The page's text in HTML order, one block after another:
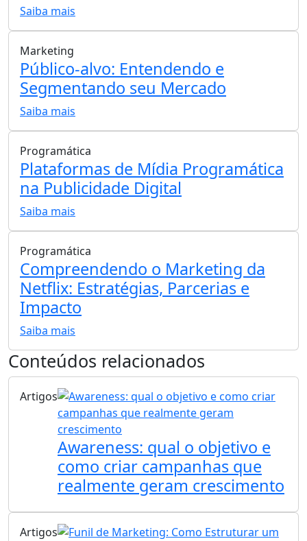
Saiba mais
Marketing
Público-alvo: Entendendo e
Segmentando seu Mercado
Saiba mais
Programática
Plataformas de Mídia Programática
na Publicidade Digital
Saiba mais
Programática
Compreendendo o Marketing da
Netflix: Estratégias, Parcerias e
Impacto
Saiba mais
Conteúdos relacionados
Artigos
Awareness: qual o objetivo e
como criar campanhas que
realmente geram crescimento
Artigos